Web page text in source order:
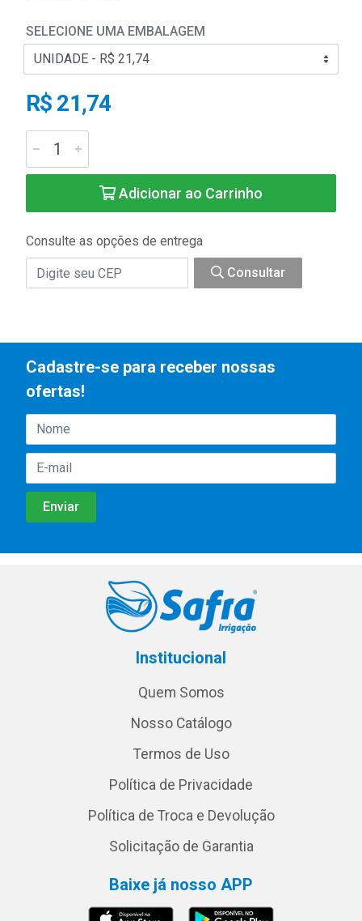
SELECIONE UMA EMBALAGEM
R$ 21,74
Adicionar ao Carrinho
Consulte as opções de entrega
Consultar
Cadastre-se para receber nossas
ofertas!
Institucional
Quem Somos
Nosso Catálogo
Termos de Uso
Política de Privacidade
Política de Troca e Devolução
Solicitação de Garantia
Baixe já nosso APP